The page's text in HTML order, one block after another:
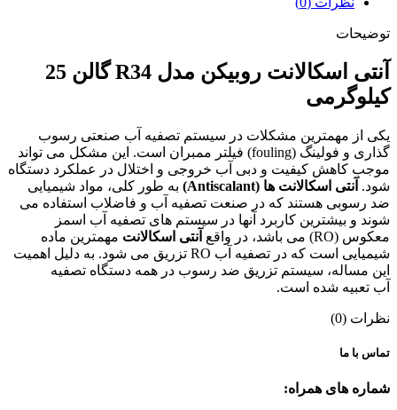
توضیحات
آنتی اسکالانت روبیکن مدل R34 گالن 25
کیلوگرمی
یکی از مهمترین مشکلات در سیستم تصفیه آب صنعتی رسوب
گذاری و فولینگ (fouling) فیلتر ممبران است. این مشکل می تواند
موجب کاهش کیفیت و دبی آب خروجی و اختلال در عملکرد دستگاه
شود. آنتی اسکالانت ها (Antiscalant)
به طور کلی، مواد شیمیایی
ضد رسوبی هستند که در صنعت تصفیه آب و فاضلاب استفاده می
شوند و بیشترین کاربرد آنها در سیستم های تصفیه آب اسمز
معکوس (RO) می باشد، در واقع
آنتی اسکالانت مهمترین ماده
شیمیایی است که در تصفیه آب RO تزریق می شود. به دلیل اهمیت
این مساله، سیستم تزریق ضد رسوب در همه دستگاه تصفیه
آب تعبیه شده است.
نظرات (0)
تماس با ما
شماره های همراه: